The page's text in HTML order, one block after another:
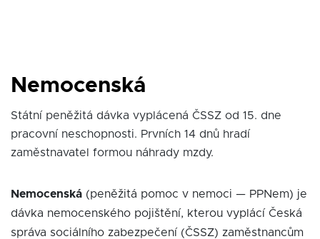
Nemocenská
Státní peněžitá dávka vyplácená ČSSZ od 15. dne
pracovní neschopnosti. Prvních 14 dnů hradí
zaměstnavatel formou náhrady mzdy.
Nemocenská (peněžitá pomoc v nemoci — PPNem) je
dávka nemocenského pojištění, kterou vyplácí Česká
správa sociálního zabezpečení (ČSSZ) zaměstnancům